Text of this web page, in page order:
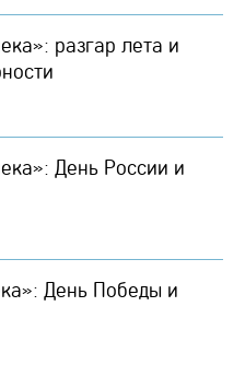
разгар лета и
День России и
День Победы и